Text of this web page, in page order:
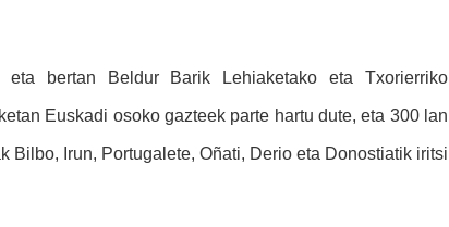
bertan Beldur Barik Lehiaketako eta Txorierriko
Euskadi osoko gazteek parte hartu dute, eta 300 lan
Irun, Portugalete, Oñati, Derio eta Donostiatik iritsi